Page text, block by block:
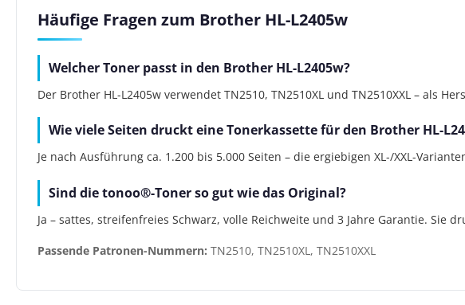
Häufige Fragen zum Brother HL-L2405w
Welcher Toner passt in den Brother HL-L2405w?
Der Brother HL-L2405w verwendet TN2510, TN2510XL und TN2510XXL – als
Wie viele Seiten druckt eine Tonerkassette für den Brother HL-
Je nach Ausführung ca. 1.200 bis 5.000 Seiten – die ergiebigen XL-/XXL-
Sind die tonoo®-Toner so gut wie das Original?
Ja – sattes, streifenfreies Schwarz, volle Reichweite und 3 Jahre Garantie. Sie
Passende Patronen-Nummern: TN2510, TN2510XL, TN2510XXL